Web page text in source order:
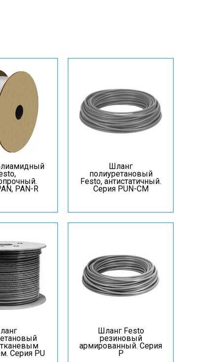
PAN-R
Шланг
полиуретановый
Festo, антистатичный.
Серия PUN-СМ
тканевым
Серия PU
Шланг Festo
резиновый
армированный. Серия
P